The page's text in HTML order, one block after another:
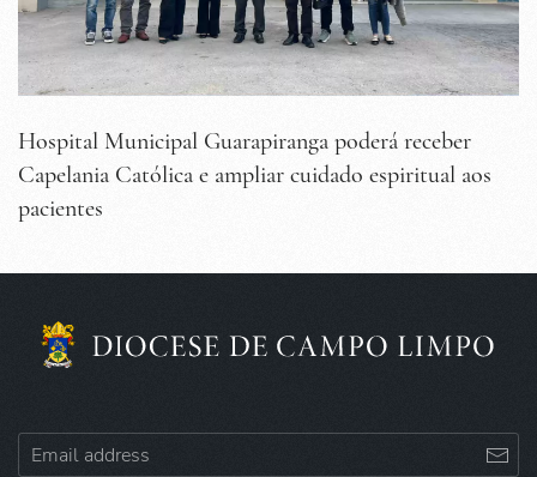
Hospital Municipal Guarapiranga poderá receber
Capelania Católica e ampliar cuidado espiritual aos
pacientes